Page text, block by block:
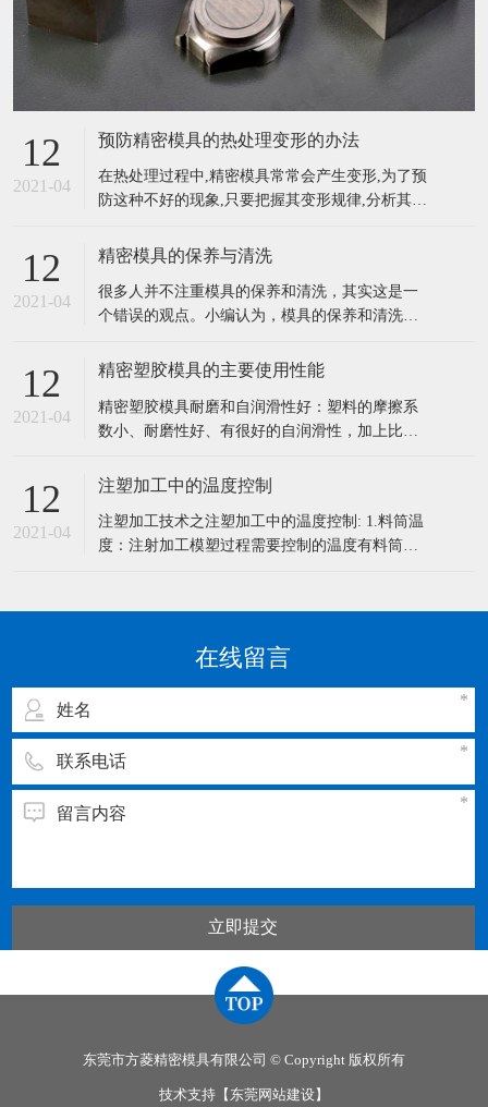
12
2021-04
预防精密模具的热处理变形的办法
在热处理过程中,精密模具常常会产生变形,为了预
防这种不好的现象,只要把握其变形规律,分析其产
能够减少的,也是能够控制的。一般来说,对精密复
道选材。对精密复杂模具应选择材质好的微变形
模具钢(如空淬钢)
12
2021-04
精密模具的保养与清洗
很多人并不注重模具的保养和清洗，其实这是一
个错误的观点。小编认为，模具的保养和清洗工
率，不注意保养和清洗也会影响模具的使用寿命
和清洗工作。 一：精密模具的保养5大要点 1、模
具长时间使用后必须磨刃口，研磨
12
2021-04
精密塑胶模具的主要使用性能
精密塑胶模具耐磨和自润滑性好：塑料的摩擦系
数小、耐磨性好、有很好的自润滑性，加上比强
至干摩擦条件下有效地工作。 1、密度小：塑料
的意义，尤其是对车辆、船舶、飞机、宇宙航天
器而言。 2、比强度和比刚度高：
12
2021-04
注塑加工中的温度控制
注塑加工技术之注塑加工中的温度控制: 1.料筒温
度：注射加工模塑过程需要控制的温度有料筒温
塑料的流动和冷却。每一种塑料都具有不同的流
动温度，同一种塑料，由于来源或牌号不同，其
流动温度及分解温度是有差别
在线留言
立即提交
东莞市方菱精密模具有限公司 © Copyright 版权所有
技术支持【 东莞网站建设】